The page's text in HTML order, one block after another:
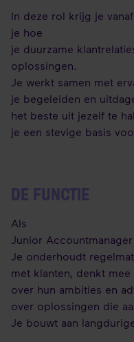
In deze rol krijg je
je hoe
je duurzame
oplossingen.
Je werkt samen met
je begeleiden en
het beste uit jezelf te
je een stevige basis
DE FUNCTIE
Als
Junior
Je onderhoudt
met klanten, denkt mee
over hun ambities en
over oplossingen die
Je bouwt aan